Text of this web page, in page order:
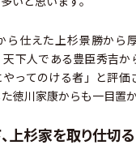
仕えた上杉景勝から
下人である豊臣秀吉
ってのける者」と評価
徳川家康からも一目置か
上杉家を取り仕切る